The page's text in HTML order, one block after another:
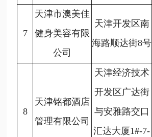
7
天津市澳美佳
健身美容有限
公司
天津开发区南
海路顺达街8号
8
天津铭都酒店
管理有限公司
天津经济技术
开发区广达街
与安雅路交口
汇达大厦1#-7-